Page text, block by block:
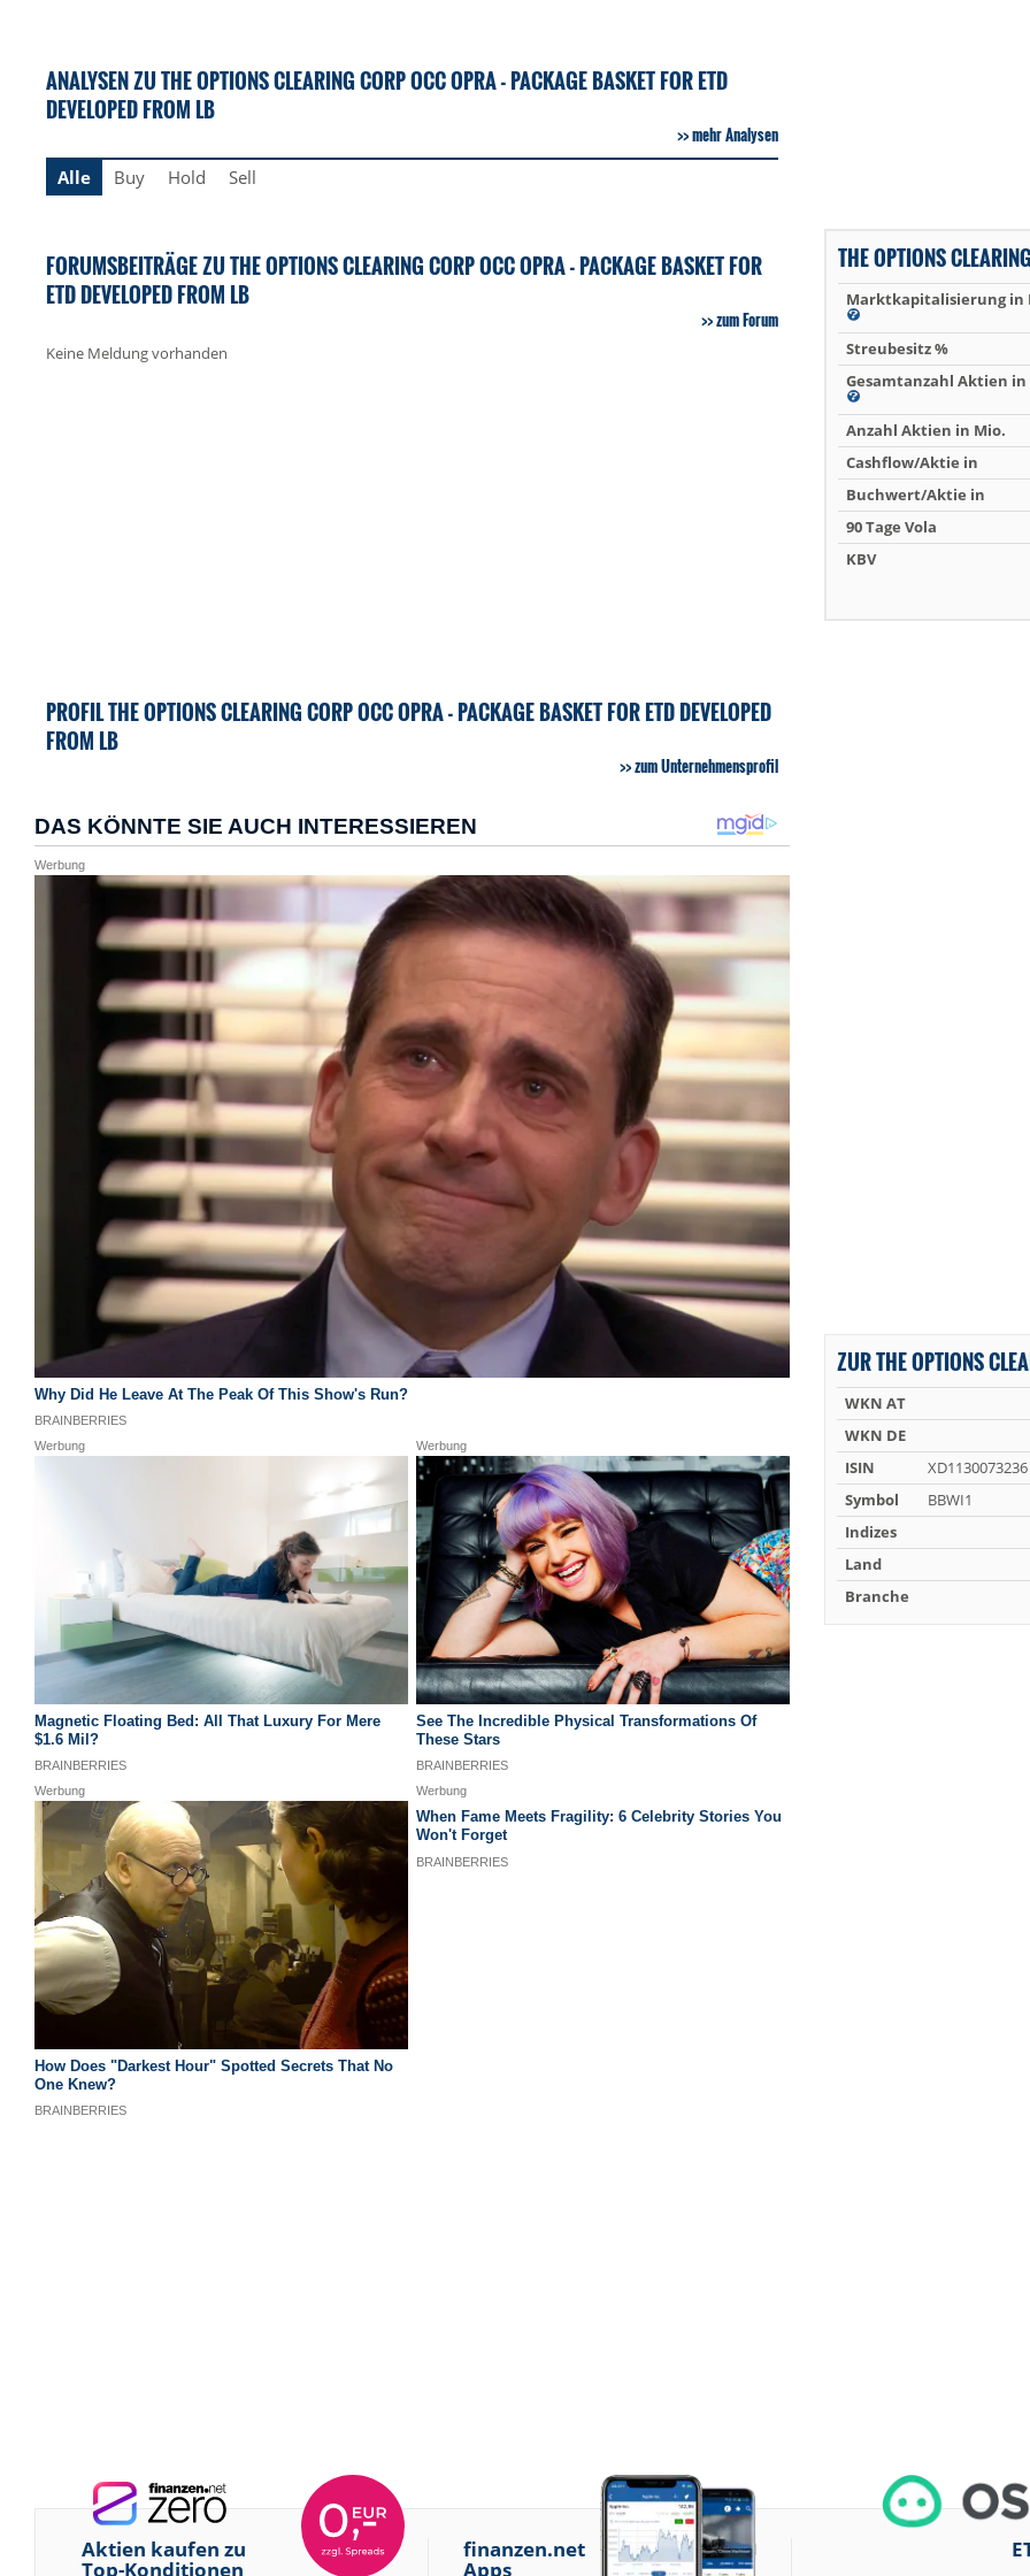
ANALYSEN ZU THE OPTIONS CLEARING CORP OCC OPRA - PACKAGE BASKET FOR ETD
DEVELOPED FROM LB
mehr Analysen
Alle
Buy Hold Sell
FORUMSBEITRÄGE ZU THE OPTIONS CLEARING CORP OCC OPRA - PACKAGE BASKET FOR
ETD DEVELOPED FROM LB
zum Forum
Keine Meldung vorhanden
PROFIL THE OPTIONS CLEARING CORP OCC OPRA - PACKAGE BASKET FOR ETD DEVELOPED
FROM LB
zum Unternehmensprofil
THE OPTIONS
Marktkapitalisierung in
Streubesitz %
Gesamtanzahl Aktien in
Anzahl Aktien in Mio.
Cashflow/Aktie in
Buchwert/Aktie in
90 Tage Vola
KBV
ZUR THE OPTIONS
WKN AT
WKN DE
ISIN
XD1130073236
Symbol
BBWI1
Indizes
Land
Branche
Aktien kaufen zu
Top-Konditionen
finanzen.net
Apps